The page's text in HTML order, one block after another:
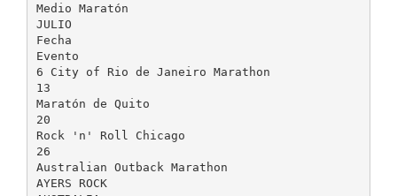
Medio Maratón
JULIO
Fecha
Evento
6 City of Rio de Janeiro Marathon
13
Maratón de Quito
20
Rock 'n' Roll Chicago
26
Australian Outback Marathon
AYERS ROCK